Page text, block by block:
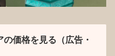
の価格を見る（広告・